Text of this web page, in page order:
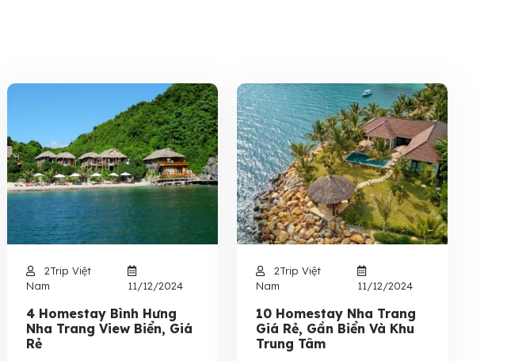
2Trip Việt
Nam
11/12/2024
4 Homestay Bình Hưng
Nha Trang View Biển, Giá
Rẻ
2Trip Việt
Nam
11/12/2024
10 Homestay Nha Trang
Giá Rẻ, Gần Biển Và Khu
Trung Tâm